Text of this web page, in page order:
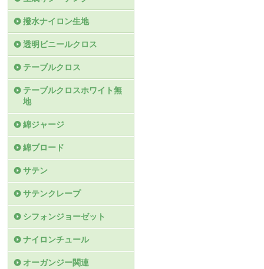
撥水ナイロン生地
透明ビニールクロス
テーブルクロス
テーブルクロスホワイト無
地
綿ジャージ
綿ブロード
サテン
サテンクレープ
シフォンジョーゼット
ナイロンチュール
オーガンジー関連